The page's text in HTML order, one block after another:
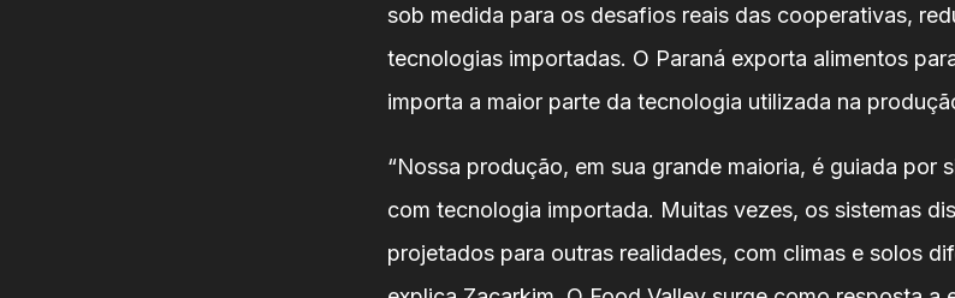
sob medida para os desafios reais das cooperativas,
tecnologias importadas. O Paraná exporta alimentos
importa a maior parte da tecnologia utilizada na
“Nossa produção, em sua grande maioria, é guiada por
com tecnologia importada. Muitas vezes, os sistemas
projetados para outras realidades, com climas e solos